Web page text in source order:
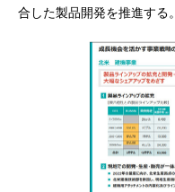
合した製品開発を推進する。